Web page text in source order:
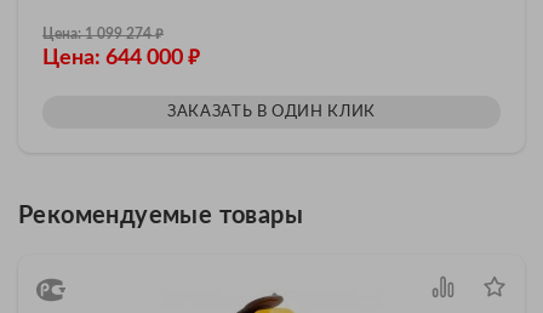
Цена: 1 099 274₽
Цена: 644 000 ₽
ЗАКАЗАТЬ В ОДИН КЛИК
Рекомендуемые товары